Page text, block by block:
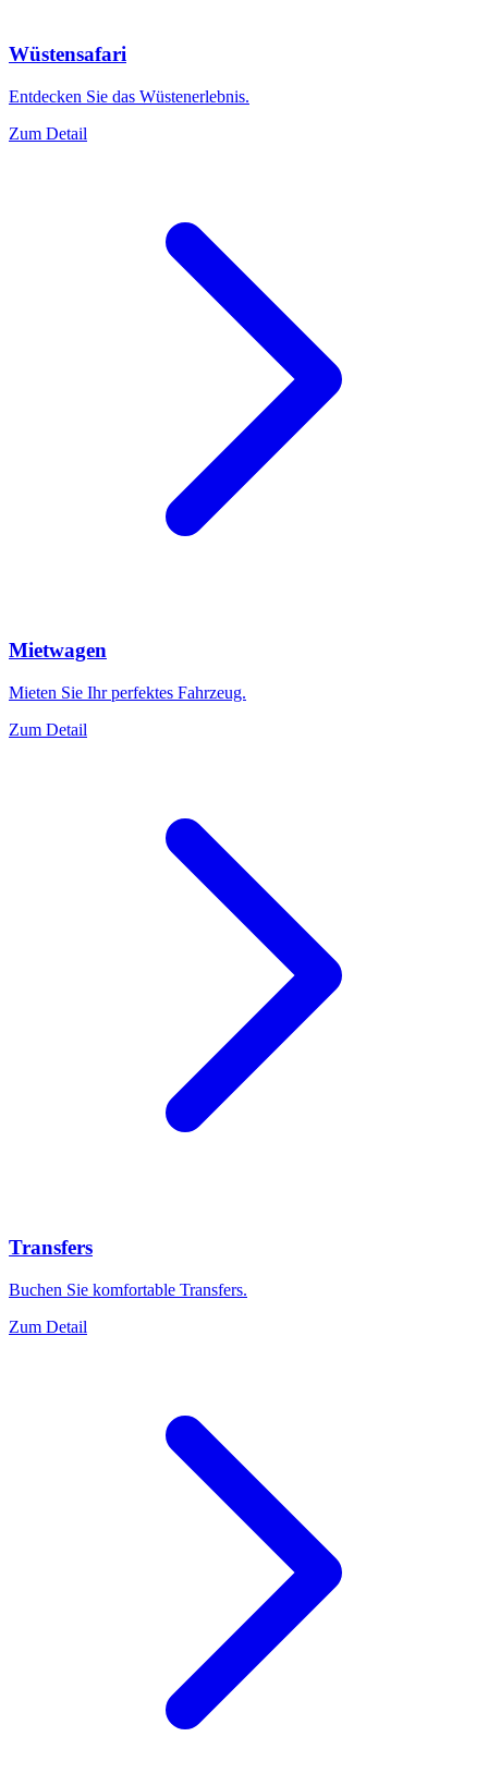
Wüstensafari
Entdecken Sie das Wüstenerlebnis.
Zum Detail
Mietwagen
Mieten Sie Ihr perfektes Fahrzeug.
Zum Detail
Transfers
Buchen Sie komfortable Transfers.
Zum Detail